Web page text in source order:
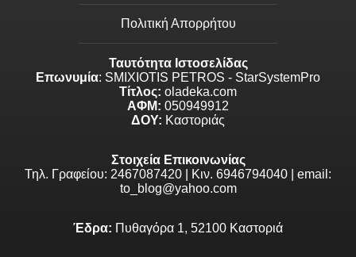
Πολιτική Απορρήτου
Ταυτότητα Ιστοσελίδας
Επωνυμία: SMIXIOTIS PETROS - StarSystemPro
Τίτλος: oladeka.com
ΑΦΜ: 050949912
ΔΟΥ: Καστοριάς
Στοιχεία Επικοινωνίας
Τηλ. Γραφείου: 2467087420 | Κιν. 6946794040 | email:
to_blog@yahoo.com
Έδρα: Πυθαγόρα 1, 52100 Καστοριά